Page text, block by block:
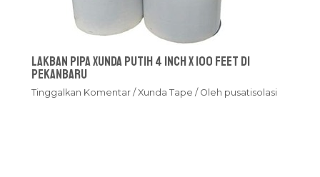
Lakban Pipa Xunda Putih 4 inch x 100 feet Di
Pekanbaru
Tinggalkan Komentar /Xunda Tape / Oleh pusatisolasi